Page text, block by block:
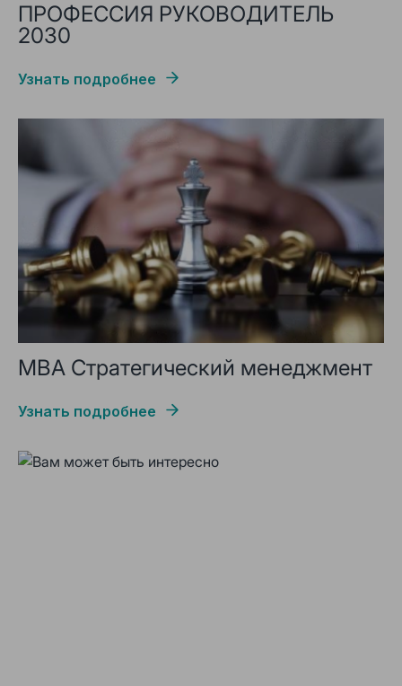
ПРОФЕССИЯ РУКОВОДИТЕЛЬ
2030
Узнать подробнее
MBA Стратегический менеджмент
Узнать подробнее